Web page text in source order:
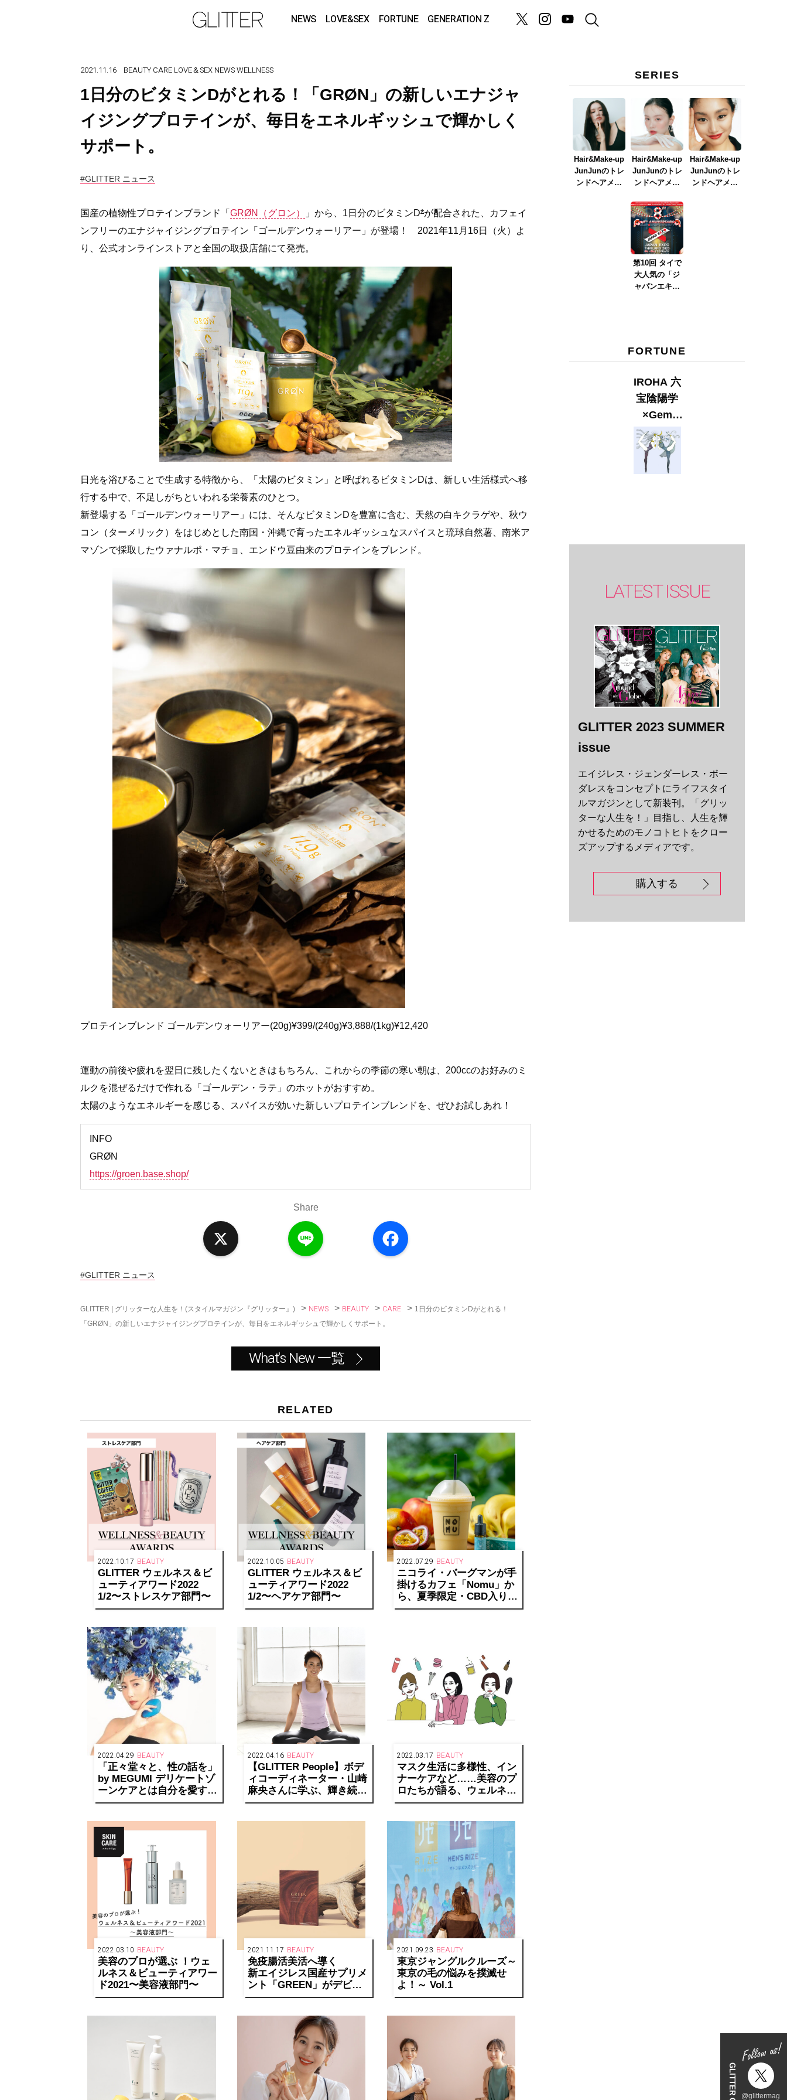
NEWS LOVE&SEX FORTUNE GENERATION Z
@glittermag
2021.11.16 BEAUTY CARE LOVE＆SEX NEWSWELLNESS
1日分のビタミンDがとれる！「GRØN」の新しいエナジャ
イジングプロテインが、毎日をエネルギッシュで輝かしく
サポート。
#GLITTER ニュース
国産の植物性プロテインブランド「 GRØN（グロン） 」から、1日分のビタミンD*が配合された、カフェイ
ンフリーのエナジャイジングプロテイン「ゴールデンウォーリアー」が登場！ 2021年11月16日（火）よ
り、公式オンラインストアと全国の取扱店舗にて発売。
日光を浴びることで生成する特徴から、「太陽のビタミン」と呼ばれるビタミンDは、新しい生活様式へ移
行する中で、不足しがちといわれる栄養素のひとつ。
新登場する「ゴールデンウォーリアー」には、そんなビタミンDを豊富に含む、天然の白キクラゲや、秋ウ
コン（ターメリック）をはじめとした南国・沖縄で育ったエネルギッシュなスパイスと琉球自然薯、南米ア
マゾンで採取したウァナルポ・マチョ、エンドウ豆由来のプロテインをブレンド。
プロテインブレンド ゴールデンウォーリアー(20g)¥399/(240g)¥3,888/(1kg)¥12,420
運動の前後や疲れを翌日に残したくないときはもちろん、これからの季節の寒い朝は、200ccのお好みのミ
ルクを混ぜるだけで作れる「ゴールデン・ラテ」のホットがおすすめ。
太陽のようなエネルギーを感じる、スパイスが効いた新しいプロテインブレンドを、ぜひお試しあれ！
INFO
GRØN
https://groen.base.shop/
Share
#GLITTER ニュース
GLITTER | グリッターな人生を！(スタイルマガジン『グリッター』) > NEWS > BEAUTY > CARE > 1日分のビタミンDがとれる！
「GRØN」の新しいエナジャイジングプロテインが、毎日をエネルギッシュで輝かしくサポート。
What's New 一覧
RELATED
2022.10.17 BEAUTY
GLITTER ウェルネス＆ビ
ューティアワード2022
1/2〜ストレスケア部門〜
2022.10.05 BEAUTY
GLITTER ウェルネス＆ビ
ューティアワード2022
1/2〜ヘアケア部門〜
2022.07.29 BEAUTY
ニコライ・バーグマンが手
掛けるカフェ「Nomu」か
ら、夏季限定・CBD入りス
ムージーが登場
2022.04.29 BEAUTY
「正々堂々と、性の話を」
by MEGUMI デリケートゾ
ーンケアとは自分を愛する
こと
2022.04.16 BEAUTY
【GLITTER People】ボデ
ィコーディネーター・山崎
麻央さんに学ぶ、輝き続け
る秘訣
2022.03.17 BEAUTY
マスク生活に多様性、イン
ナーケアなど……美容のプ
ロたちが語る、ウェルネス
＆ビューティ界の変化
2022.03.10 BEAUTY
美容のプロが選ぶ ！ウェ
ルネス＆ビューティアワー
ド2021〜美容液部門〜
2021.11.17 BEAUTY
免疫腸活美活へ導く
新エイジレス国産サプリメ
ント「GREEN」がデビュ
ー。
2021.09.23 BEAUTY
東京ジャングルクルーズ～
東京の毛の悩みを撲滅せ
よ！～ Vol.1
SERIES
Hair&Make-up
JunJunのトレ
ンドヘアメイ
Hair&Make-up
JunJunのトレ
ンドヘアメイ
イク
ver.2023』
Hair&Make-up
JunJunのトレ
ンドヘアメイ
第10回 タイで
大人気の「ジ
ャパンエキス
FORTUNE
IROHA 六
宝陰陽学
×Gem
Muse
【GLITTER
2023
LATEST ISSUE
GLITTER 2023 SUMMER
issue
エイジレス・ジェンダーレス・ボー
ダレスをコンセプトにライフスタイ
ルマガジンとして新装刊。「グリッ
ターな人生を！」目指し、人生を輝
かせるためのモノコトヒトをクロー
ズアップするメディアです。
購入する